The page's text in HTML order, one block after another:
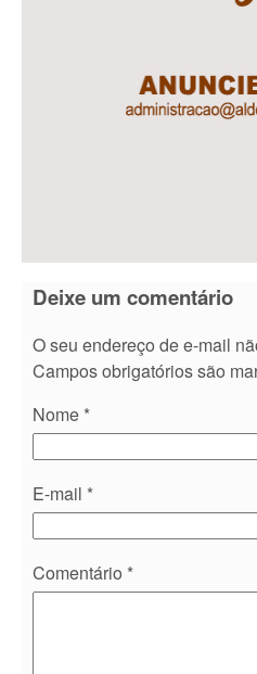
Deixe um comentário
O seu endereço de e-mail
Campos obrigatórios são
Nome *
E-mail *
Comentário *